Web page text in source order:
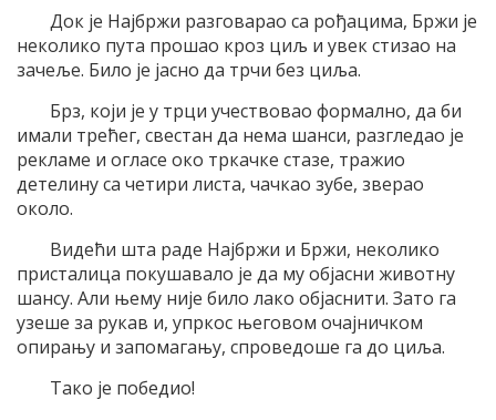
Док је Најбржи разговарао са рођацима, Бржи је
неколико пута прошао кроз циљ и увек стизао на
зачеље. Било је јасно да трчи без циља.
Брз, који је у трци учествовао формално, да би
имали трећег, свестан да нема шанси, разгледао је
рекламе и огласе око тркачке стазе, тражио
детелину са четири листа, чачкао зубе, зверао
около.
Видећи шта раде Најбржи и Бржи, неколико
присталица покушавало је да му објасни животну
шансу. Али њему није било лако објаснити. Зато га
узеше за рукав и, упркос његовом очајничком
опирању и запомагању, спроведоше га до циља.
Тако је победио!